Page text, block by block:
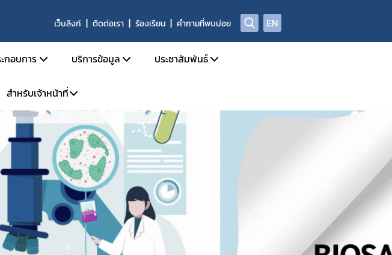
เว็บลิงก์ ติดต่อเรา ร้องเรียน คำถามที่พบบ่อย EN
า
กอบการ
อาหาร
ำหรับผลิตภัณฑ์ TOP HIT
นด
นไลน์ (e-consult)
กอบการ
บริการข้อมูล
ตรวจสอบการอนุญาตผลิตภัณฑ์อาหาร
ข่าวสารด้านความปลอดภัยอาหาร
ผลิตภัณฑ์อาหารที่ผิดกฎหมาย และถูกถอนเลขสารบบ
ประกาศผลการตรวจพิสูจน์อาหาร
คู่มือ/สื่อเผยแพร่
คำถามที่พบบ่อย
ผู้เชี่ยวชาญ องค์กรผู้เชี่ยวชาญฯ ที่ขึ้นบัญชีกับ อย.
ประชาสัมพันธ์
ข่าวสารประชาสัมพันธ์
ข่าวสารด้านกฎหมายอาหาร
ข่าวสารด้านความปลอดภัยอาหาร
การอบรม / สัมมนา
รับสมัครงาน
ปฏิทินกิจกรรม
ณธรรมต้นแบบ
สำหรับเจ้าหน้าที่
ระบบ e-saraban
จองห้องประชุม
แบบฟอร์ม